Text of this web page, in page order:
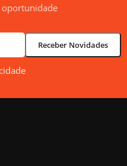
oportunidade